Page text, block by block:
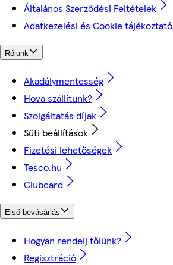
Általános Szerződési Feltételek
Adatkezelési és Cookie tájékoztató
Rólunk
Akadálymentesség
Hova szállítunk?
Szolgáltatás díjak
Süti beállítások
Fizetési lehetőségek
Tesco.hu
Clubcard
Első bevásárlás
Hogyan rendelj tőlünk?
Regisztráció